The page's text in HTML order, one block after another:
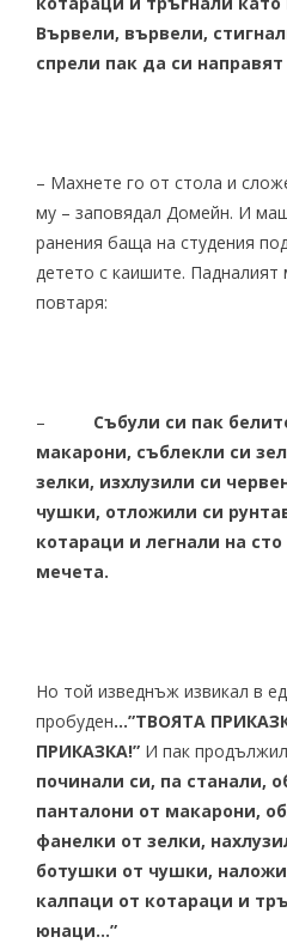
Вървели, вървели,
спрели пак да си
– Махнете го от стола и
му – заповядал Домейн. И
ранения баща на студения
детето с каишите.
повтаря:
– Събули си пак
макарони, съблекли си
зелки, изхлузили си
чушки, отложили си
котараци и легнали на
мечета.
Но той изведнъж извикал в
пробуден…”ТВОЯТА
ПРИКАЗКА!” И пак
починали си, па станали,
панталони от макарони,
фанелки от зелки,
ботушки от чушки,
калпаци от котараци и
юнаци…”